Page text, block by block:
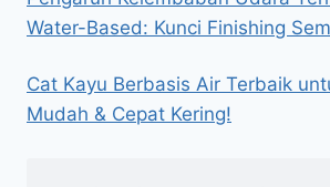
Water-Based: Kunci Finishing
Cat Kayu Berbasis Air Terbaik
Mudah & Cepat Kering!